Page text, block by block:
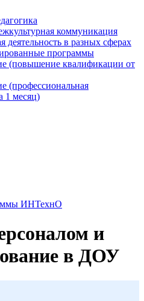
коммуникация
деятельность в разных сферах
программы
(повышение квалификации от
(профессиональная
1 месяц)
ИНТехнО
и
в ДОУ